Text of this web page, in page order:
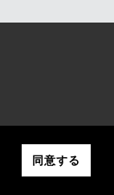
同意する